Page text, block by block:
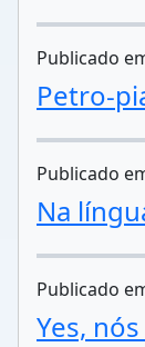
Publicado
Petro-
Publicado
Na
Publicado
Yes,